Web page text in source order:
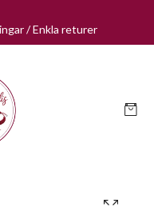
/ Enkla returer